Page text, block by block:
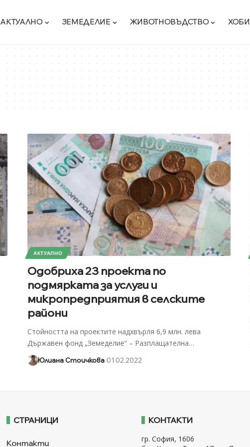
АКТУАЛНО ЗЕМЕДЕЛИЕ ЖИВОТНОВЪДСТВО ХОБИ
АКТУАЛНО
Одобриха 23 проекта по
подмярката за услуги и
микропредприятия в селските
райони
Стойността на проектите надхвърля 6,9 млн. лева
Държавен фонд „Земеделие“ – Разплащателна…
Юлиана Стоичкова 01.02.2022
СТРАНИЦИ
Контакти
КОНТАКТИ
гр. София, 1606